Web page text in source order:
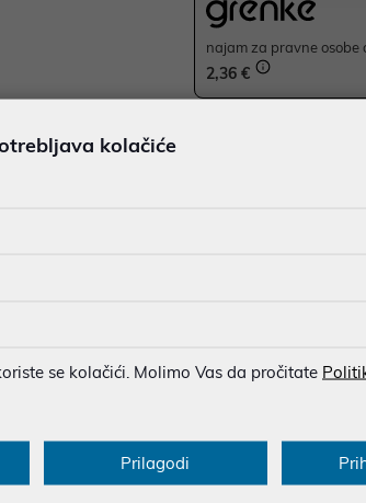
najam za pravne osobe
2,36 €
d.o.o. ne odgovara za eventualne pogreške
Slike artikala su ilustrativne prirode te ne moraju u
možete nas kontaktirati na
kolačiće
se kolačići. Molimo Vas da pročitate
Prilagodi